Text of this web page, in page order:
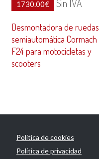
1730.00€ Sin IVA
Desmontadora de ruedas
semiautomática Cormach
F24 para motocicletas y
scooters
Política de cookies
Política de privacidad